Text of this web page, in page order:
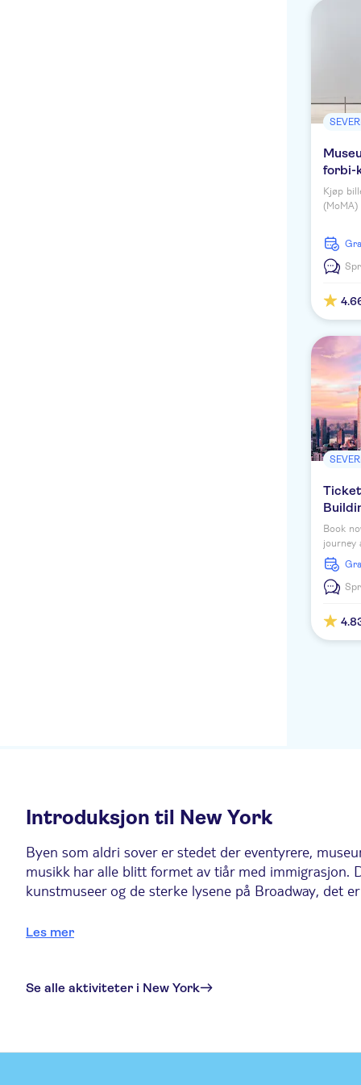
forbi-
Kjøp
(MoMA)
kart og
Book
journey
Introduksjon til New York
Byen som aldri sover er stedet der eventyrere,
musikk har alle blitt formet av tiår med immigrasjon.
kunstmuseer og de sterke lysene på Broadway, det
De seks beste tingene å gjøre i New York
Les mer
Se alle aktiviteter i New York